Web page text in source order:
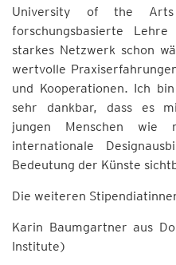
University of the
forschungsbasierte
starkes Netzwerk schon
wertvolle
und Kooperationen. Ich
sehr dankbar, dass es
jungen Menschen
internationale
Bedeutung der Künste
Die weiteren
Karin Baumgartner aus
Institute)